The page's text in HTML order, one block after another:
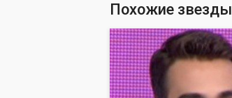
Похожие звезды